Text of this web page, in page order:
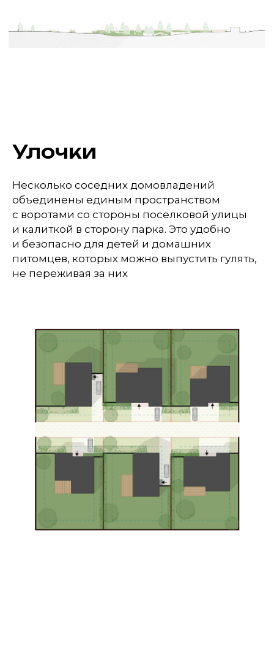
Улочки
Несколько соседних домовладений
объединены единым пространством
с воротами со стороны поселковой улицы
и калиткой в сторону парка. Это удобно
и безопасно для детей и домашних
питомцев, которых можно выпустить гулять,
не переживая за них